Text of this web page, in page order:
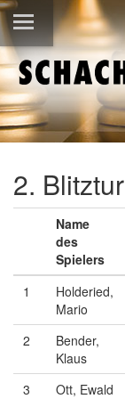
2.
Name
des
Spielers
1
Holderied,
Mario
2
Bender,
Klaus
3 Ott, Ewald